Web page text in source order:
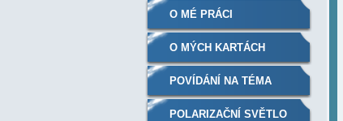
O MÉ PRÁCI
O MÝCH KARTÁCH
POVÍDÁNÍ NA TÉMA
POLARIZAČNÍ SVĚTLO